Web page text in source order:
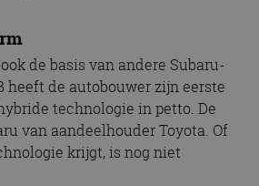
de basis van andere Subaru-
heeft de autobouwer zijn eerste
technologie in petto. De
van aandeelhouder Toyota. Of
krijgt, is nog niet